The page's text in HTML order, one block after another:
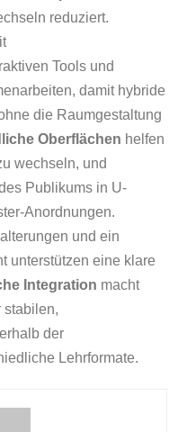
reduziert.
Tools und
damit hybride
die Raumgestaltung
Oberflächen helfen
wechseln, und
Publikums in U-
Anordnungen.
und ein
unterstützen eine klare
Integration macht
stabilen,
der
Lehrformate.